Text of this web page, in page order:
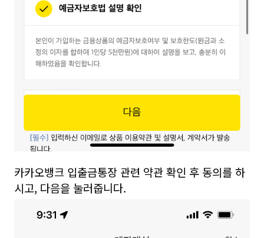
카카오뱅크 입출금통장 관련 약관 확인 후 동의를 하
시고, 다음을 눌러줍니다.